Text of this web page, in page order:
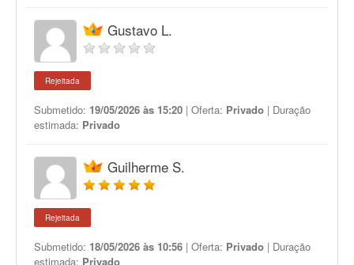
Gustavo L.
Rejeitada
Submetido: 19/05/2026 às 15:20 | Oferta: Privado | Duração
estimada: Privado
Guilherme S.
Rejeitada
Submetido: 18/05/2026 às 10:56 | Oferta: Privado | Duração
estimada: Privado